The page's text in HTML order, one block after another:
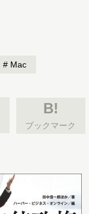
Mac
B!
ブックマーク